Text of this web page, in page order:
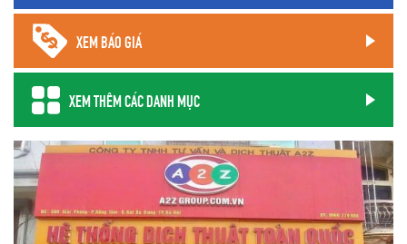
XEM BÁO GIÁ
XEM THÊM CÁC DANH MỤC